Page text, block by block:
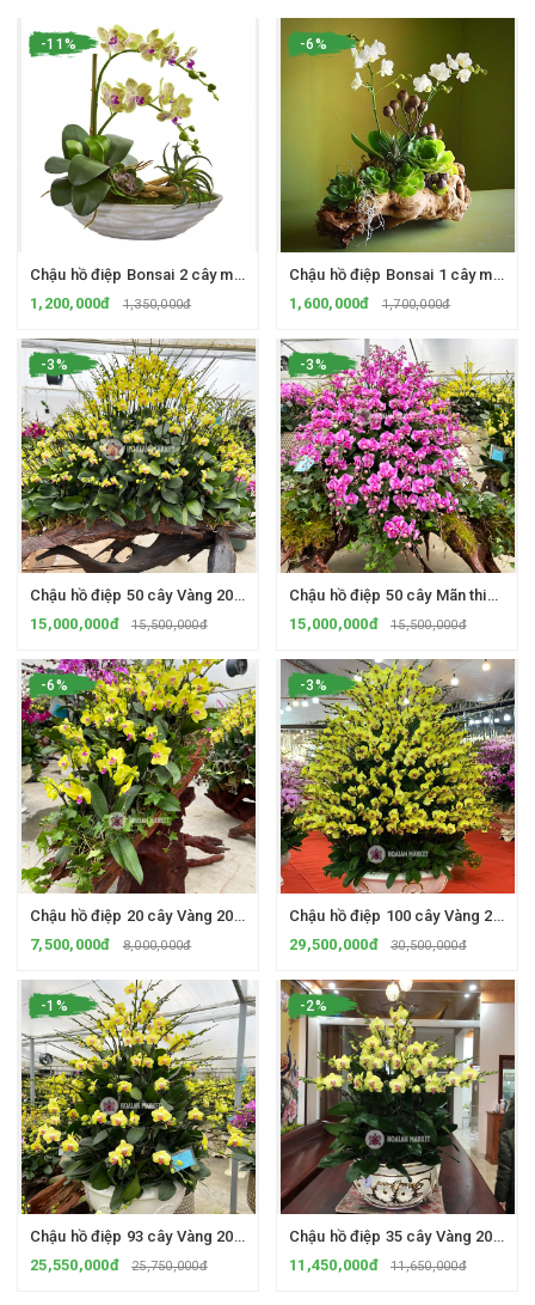
-11%
Chậu hồ điệp Bonsai 2 cây mini vàng kẻ đỏ - Chậu sành
1,200,000đ
1,350,000đ
-6%
Chậu hồ điệp Bonsai 1 cây mini Ama trắng 2 ngồng hoa - Chậu lũa
1,600,000đ
1,700,000đ
-3%
Chậu hồ điệp 50 cây Vàng 2035 2 ngồng hoa - Gỗ lũa
15,000,000đ
15,500,000đ
-3%
Chậu hồ điệp 50 cây Mãn thiên hồng - Gỗ lũa
15,000,000đ
15,500,000đ
-6%
Chậu hồ điệp 20 cây Vàng 2035 - Gỗ lũa
7,500,000đ
8,000,000đ
-3%
Chậu hồ điệp 100 cây Vàng 2035 2 vòi hoa - Chậu sứ cao cấp
29,500,000đ
30,500,000đ
-1%
Chậu hồ điệp 93 cây Vàng 2035 - Chậu sứ Bát Tràng
25,550,000đ
25,750,000đ
-2%
Chậu hồ điệp 35 cây Vàng 2035 - Chậu sứ cao cấp
11,450,000đ
11,650,000đ